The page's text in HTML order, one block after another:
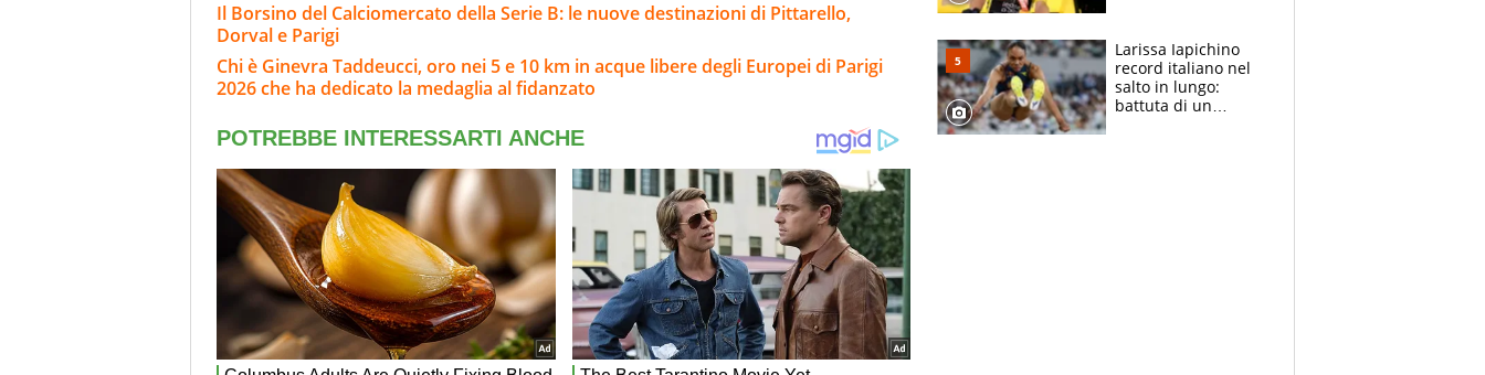
Il Borsino del Calciomercato della Serie B: le nuove destinazioni di Pittarello,
Dorval e Parigi
Chi è Ginevra Taddeucci, oro nei 5 e 10 km in acque libere degli Europei di Parigi
2026 che ha dedicato la medaglia al fidanzato
rischio da evitare
Larissa Iapichino
record italiano nel
salto in lungo:
battuta di un